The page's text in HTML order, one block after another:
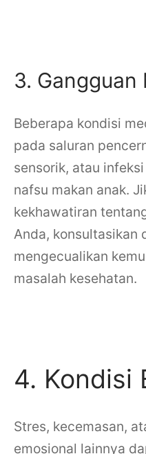
3. Gangguan
Beberapa kondisi
pada saluran
sensorik, atau
nafsu makan anak.
kekhawatiran
Anda, konsultasikan
mengecualikan
masalah kesehatan.
4. Kondisi
Stres, kecemasan,
emosional lainnya